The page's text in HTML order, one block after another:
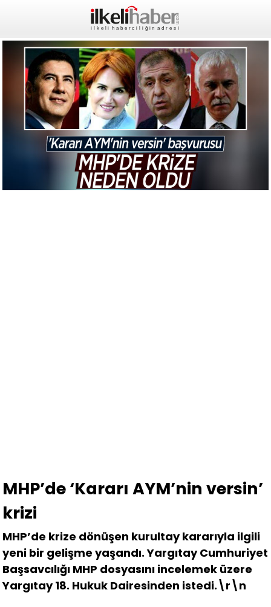
MHP’de ‘Kararı AYM’nin versin’
krizi
MHP’de krize dönüşen kurultay kararıyla ilgili
yeni bir gelişme yaşandı. Yargıtay Cumhuriyet
Başsavcılığı MHP dosyasını incelemek üzere
Yargıtay 18. Hukuk Dairesinden istedi.\r\n